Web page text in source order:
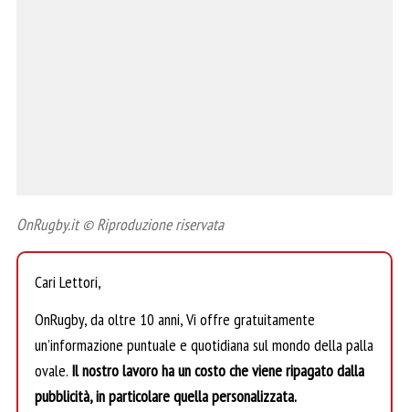
OnRugby.it © Riproduzione riservata
Cari Lettori,
OnRugby, da oltre 10 anni, Vi offre gratuitamente
un’informazione puntuale e quotidiana sul mondo della palla
ovale. Il nostro lavoro ha un costo che viene ripagato dalla
pubblicità, in particolare quella personalizzata.